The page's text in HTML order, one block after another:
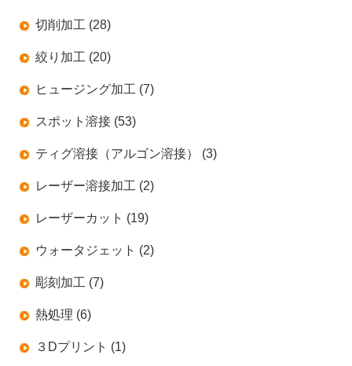
切削加工 (28)
絞り加工 (20)
ヒュージング加工 (7)
スポット溶接 (53)
ティグ溶接（アルゴン溶接） (3)
レーザー溶接加工 (2)
レーザーカット (19)
ウォータジェット (2)
彫刻加工 (7)
熱処理 (6)
３Dプリント (1)